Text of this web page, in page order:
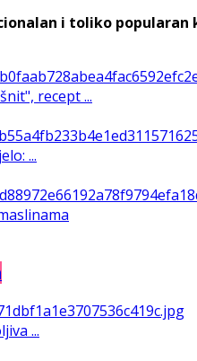
i toliko
recept ...
...
...